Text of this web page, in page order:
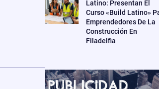
Latino: Presentan El
Curso «Build Latino»
Emprendedores De La
Construcción En
Filadelfia